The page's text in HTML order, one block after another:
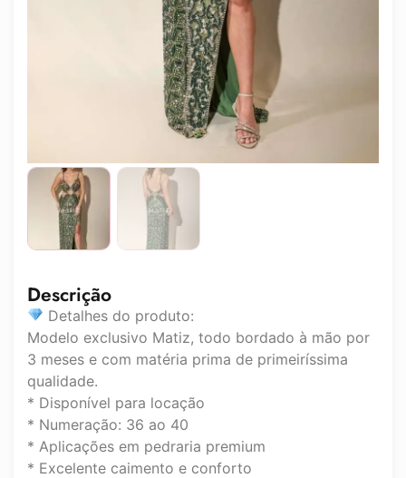
Descrição
Detalhes do produto:
Modelo exclusivo Matiz, todo bordado à mão por
3 meses e com matéria prima de primeiríssima
qualidade.
* Disponível para locação
* Numeração: 36 ao 40
* Aplicações em pedraria premium
* Excelente caimento e conforto